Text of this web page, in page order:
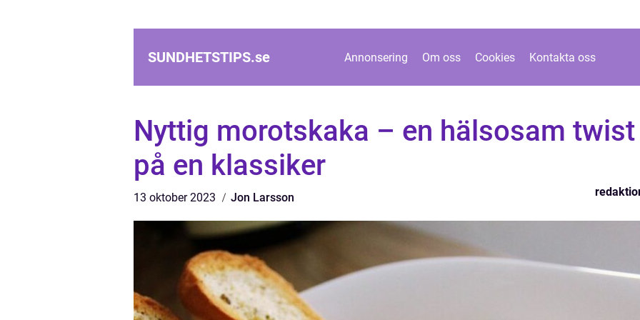
SUNDHETSTIPS.se Annonsering Om oss Cookies Kontakta oss
Nyttig morotskaka – en hälsosam twist
på en klassiker
13 oktober 2023 Jon Larsson